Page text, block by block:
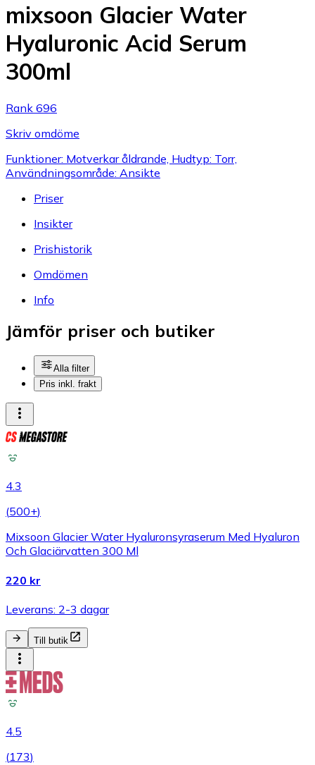
mixsoon Glacier Water
Hyaluronic Acid Serum
300ml
Rank 696
Skriv omdöme
Funktioner: Motverkar åldrande, Hudtyp: Torr,
Användningsområde: Ansikte
Priser
Insikter
Prishistorik
Omdömen
Info
Jämför priser och butiker
Alla filter
Pris inkl. frakt
4.3
(500+)
Mixsoon Glacier Water Hyaluronsyraserum Med Hyaluron
Och Glaciärvatten 300 Ml
220 kr
Leverans: 2-3 dagar
Till butik
4.5
(173)